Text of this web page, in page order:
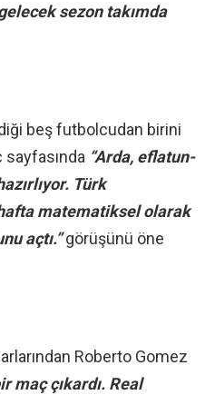
sezon takımda
beş futbolcudan birini
“Arda, eflatun-
Türk
matematiksel olarak
açtı.” görüşünü öne
Roberto Gomez
maç çıkardı. Real